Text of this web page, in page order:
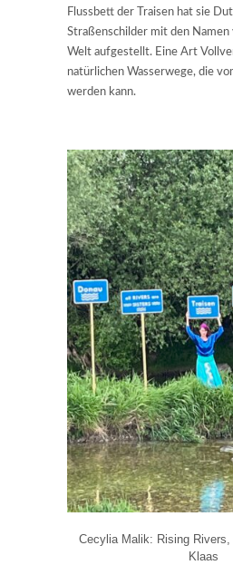
Flussbett der Traisen hat sie
Straßenschilder mit den Namen
Welt aufgestellt. Eine Art
natürlichen Wasserwege, die
werden kann.
Cecylia Malik: Rising
Klaas